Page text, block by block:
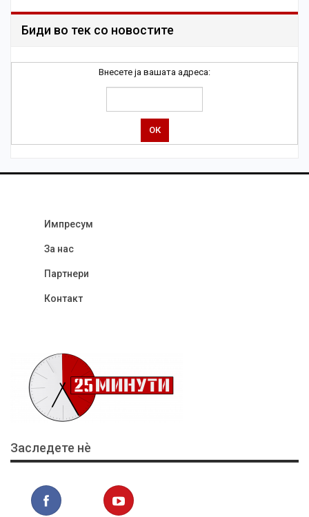
Биди во тек со новостите
Внесете ја вашата адреса:
Импресум
За нас
Партнери
Контакт
Заследете нѐ